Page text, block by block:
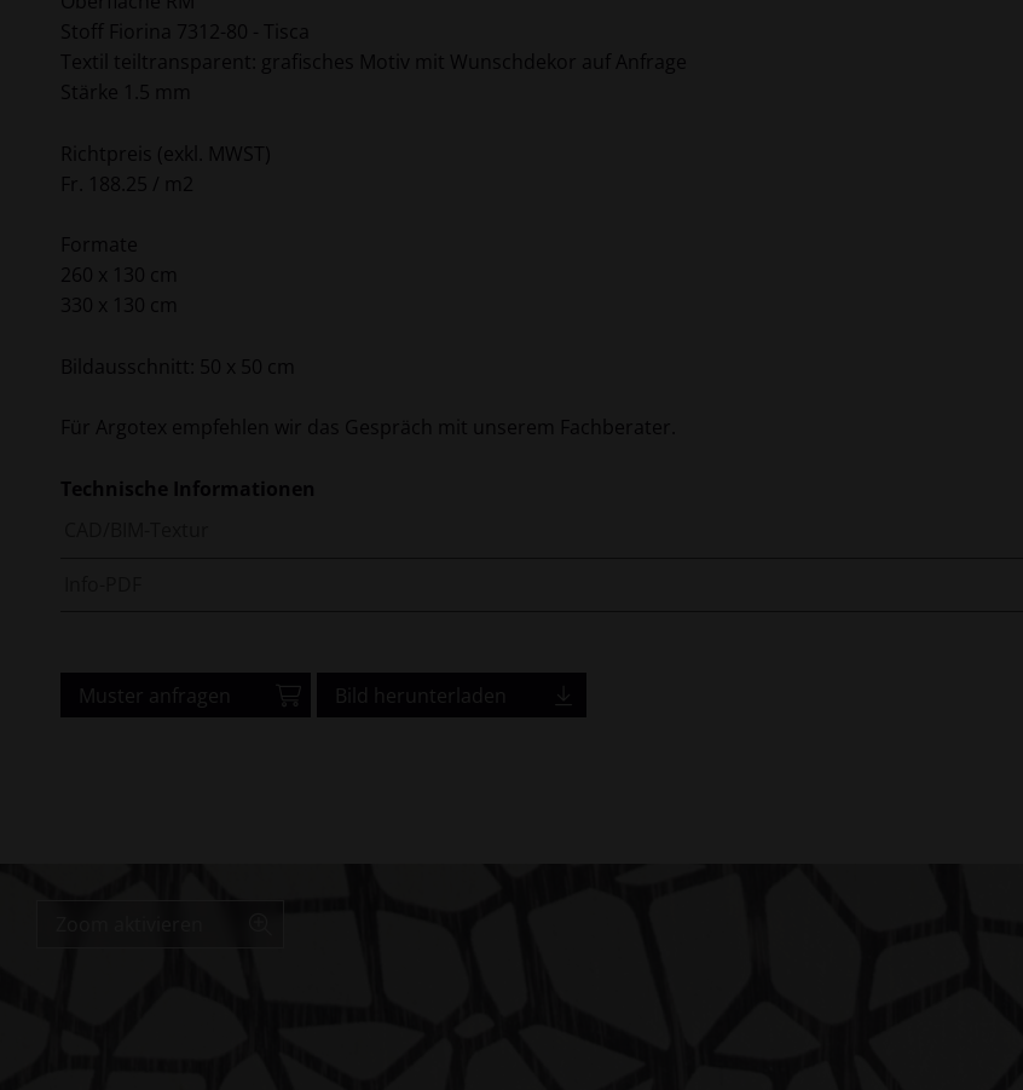
Stoff Fiorina 7312-80 - Tisca
Textil teiltransparent: grafisches Motiv mit Wunschdekor auf Anfrage
Stärke 1.5 mm
Richtpreis (exkl. MWST)
Fr. 188.25 / m2
Formate
260 x 130 cm
330 x 130 cm
Bildausschnitt: 50 x 50 cm
Für Argotex empfehlen wir das Gespräch mit unserem Fachberater.
Technische Informationen
Muster anfragen Bild herunterladen